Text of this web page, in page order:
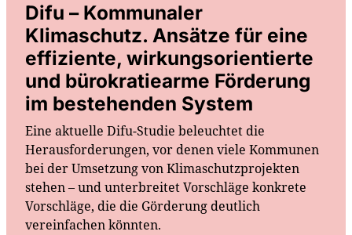
Difu – Kommunaler
Klimaschutz. Ansätze für eine
effiziente, wirkungsorientierte
und bürokratiearme Förderung
im bestehenden System
Eine aktuelle Difu-Studie beleuchtet die
Herausforderungen, vor denen viele Kommunen
bei der Umsetzung von Klimaschutzprojekten
stehen – und unterbreitet Vorschläge konkrete
Vorschläge, die die Görderung deutlich
vereinfachen könnten.